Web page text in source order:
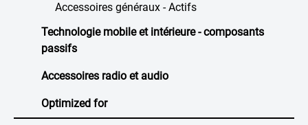
Accessoires généraux - Actifs
Technologie mobile et intérieure - composants
passifs
Accessoires radio et audio
Optimized for